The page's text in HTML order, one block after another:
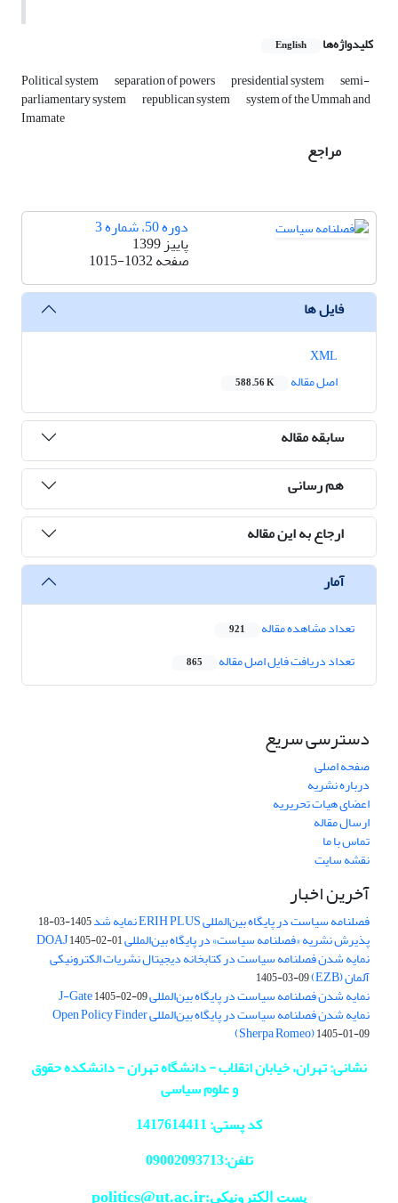
کلیدواژه‌ها English
Political system separation of powers presidential system semi-
parliamentary system republican system system of the Ummah and
Imamate
مراجع
دوره 50، شماره 3
پاییز 1399
صفحه1015-1032
فایل ها
اصل مقاله
588.56 K
سابقه مقاله
هم رسانی
ارجاع به این مقاله
آمار
تعداد مشاهده مقاله 921
تعداد دریافت فایل اصل مقاله 865
دسترسی سریع
صفحه اصلی
درباره نشریه
اعضای هیات تحریریه
ارسال مقاله
تماس با ما
نقشه سایت
آخرین اخبار
فصلنامه سیاست در پایگاه بین‌المللی ERIH PLUS نمایه شد 1405-03-18
پذیرش نشریه «فصلنامه سیاست» در پایگاه بین‌المللی DOAJ1405-02-01
نمایه شدن فصلنامه سیاست در کتابخانه دیجیتال نشریات الکترونیکی
آلمان (EZB) 1405-03-09
نمایه شدن فصلنامه سیاست در پایگاه بین‌المللی J-Gate1405-02-09
نمایه شدن فصلنامه سیاست در پایگاه بین‌المللی Open Policy Finder
(Sherpa Romeo)1405-01-09
نشانی: تهران، خیابان انقلاب - دانشگاه تهران - دانشکده حقوق
و علوم سیاسی
کد پستی: 1417614411
تلفن:09002093713
پست الکترونیکی:politics@ut.ac.ir